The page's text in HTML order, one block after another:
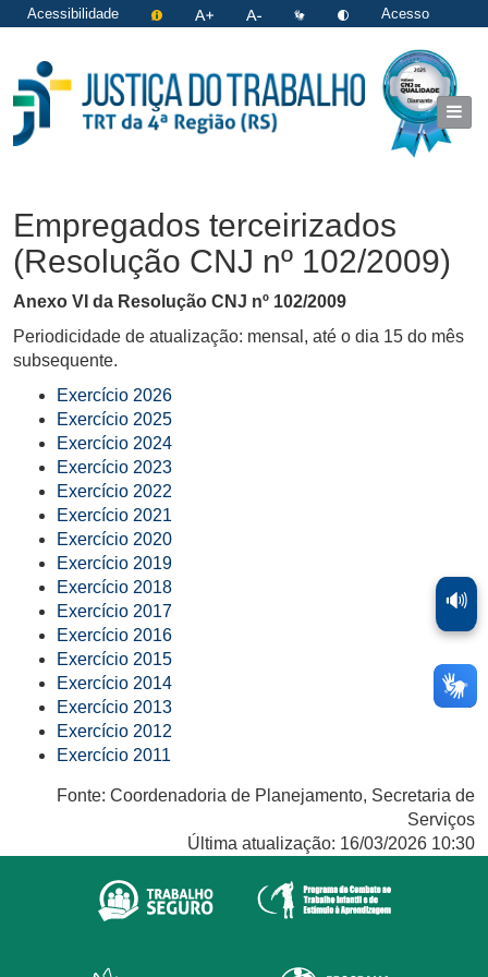
Acessibilidade
Acesso
Empregados terceirizados
(Resolução CNJ nº 102/2009)
Anexo VI da Resolução CNJ nº 102/2009
Periodicidade de atualização: mensal, até o dia 15 do mês
subsequente.
Exercício 2026
Exercício 2025
Exercício 2024
Exercício 2023
Exercício 2022
Exercício 2021
Exercício 2020
Exercício 2019
Exercício 2018
Exercício 2017
Exercício 2016
Exercício 2015
Exercício 2014
Exercício 2013
Exercício 2012
Exercício 2011
Fonte: Coordenadoria de Planejamento, Secretaria de
Serviços
Última atualização: 16/03/2026 10:30
🔊